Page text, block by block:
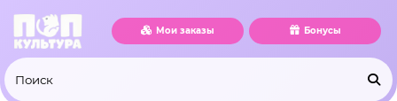
Мои заказы Бонусы